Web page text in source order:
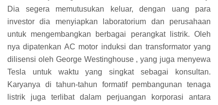
Dia segera memutusukan keluar, dengan uang para
investor dia menyiapkan laboratorium dan perusahaan
untuk mengembangkan berbagai perangkat listrik. Oleh
nya dipatenkan AC motor induksi dan transformator yang
dilisensi oleh George Westinghouse , yang juga menyewa
Tesla untuk waktu yang singkat sebagai konsultan.
Karyanya di tahun-tahun formatif pembangunan tenaga
listrik juga terlibat dalam perjuangan korporasi antara